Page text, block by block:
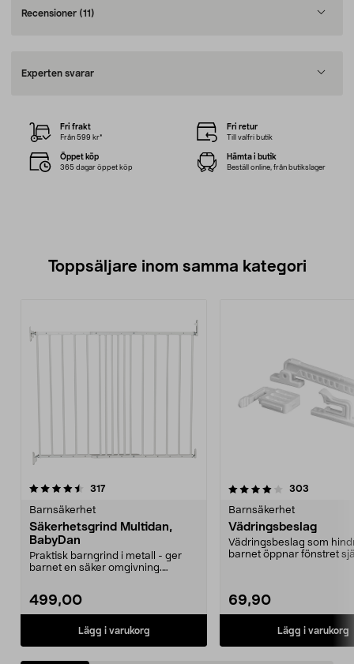
Recensioner (11)
Experten svarar
Fri frakt
Från 599 kr*
Fri retur
Till valfri butik
Öppet köp
365 dagar öppet köp
Hämta i butik
Beställ online, från butikslager
Toppsäljare inom samma kategori
317recensioner
Barnsäkerhet
Säkerhetsgrind Multidan,
BabyDan
Praktisk barngrind i metall - ger
barnet en säker omgivning.
499,00
Lägg i varukorg
4.0 av 5 stjärnor 303
Barnsäkerhet
Vädringsbeslag
Vädringsbeslag som
barnet öppnar fönstret
69,90
Lägg i varukorg
3.5 av 5 stjärnor